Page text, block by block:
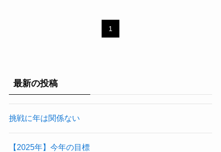
1
最新の投稿
挑戦に年は関係ない
【2025年】今年の目標